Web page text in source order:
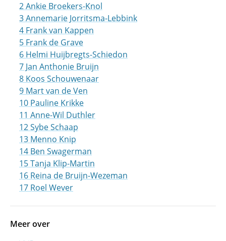
2 Ankie Broekers-Knol
3 Annemarie Jorritsma-Lebbink
4 Frank van Kappen
5 Frank de Grave
6 Helmi Huijbregts-Schiedon
7 Jan Anthonie Bruijn
8 Koos Schouwenaar
9 Mart van de Ven
10 Pauline Krikke
11 Anne-Wil Duthler
12 Sybe Schaap
13 Menno Knip
14 Ben Swagerman
15 Tanja Klip-Martin
16 Reina de Bruijn-Wezeman
17 Roel Wever
Meer over